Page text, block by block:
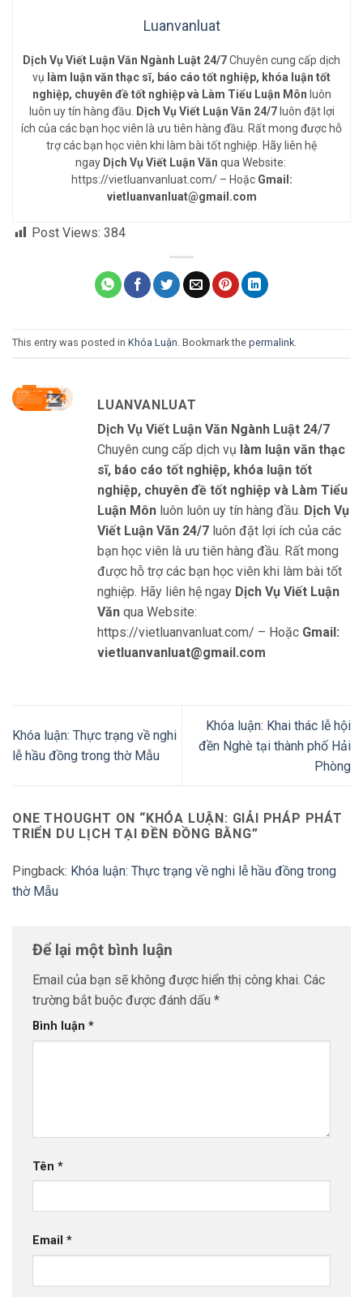
Luanvanluat
Dịch Vụ Viết Luận Văn Ngành Luật 24/7Chuyên cung cấp dịch
vụ làm luận văn thạc sĩ, báo cáo tốt nghiệp, khóa luận tốt
nghiệp, chuyên đề tốt nghiệp và Làm Tiểu Luận Môn luôn
luôn uy tín hàng đầu. Dịch Vụ Viết Luận Văn 24/7luôn đặt lợi
ích của các bạn học viên là ưu tiên hàng đầu. Rất mong được hỗ
trợ các bạn học viên khi làm bài tốt nghiệp. Hãy liên hệ
ngay Dịch Vụ Viết Luận Văn qua Website:
https://vietluanvanluat.com/ – Hoặc Gmail:
vietluanvanluat@gmail.com
Post Views: 384
This entry was posted in Khóa Luận . Bookmark the permalink
LUANVANLUAT
Dịch Vụ Viết Luận Văn Ngành Luật 24/7
Chuyên cung cấp dịch vụ làm luận văn thạc
sĩ, báo cáo tốt nghiệp, khóa luận tốt
nghiệp, chuyên đề tốt nghiệp và Làm Tiểu
Luận Môn luôn luôn uy tín hàng đầu. Dịch Vụ
Viết Luận Văn 24/7 luôn đặt lợi ích của các
bạn học viên là ưu tiên hàng đầu. Rất mong
được hỗ trợ các bạn học viên khi làm bài tốt
nghiệp. Hãy liên hệ ngay Dịch Vụ Viết Luận
Văn qua Website:
https://vietluanvanluat.com/ – Hoặc Gmail:
vietluanvanluat@gmail.com
Khóa luận: Thực trạng về nghi
lễ hầu đồng trong thờ Mẫu
Khóa luận: Khai thác lễ hội
đền Nghè tại thành phố Hải
Phòng
ONE THOUGHT ON “KHÓA LUẬN: GIẢI PHÁP PHÁT
TRIỂN DU LỊCH TẠI ĐỀN ĐỒNG BẰNG”
Pingback: Khóa luận: Thực trạng về nghi lễ hầu đồng trong
thờ Mẫu
Để lại một bình luận
Email của bạn sẽ không được hiển thị công khai. Các
trường bắt buộc được đánh dấu *
Bình luận *
Tên *
Email *